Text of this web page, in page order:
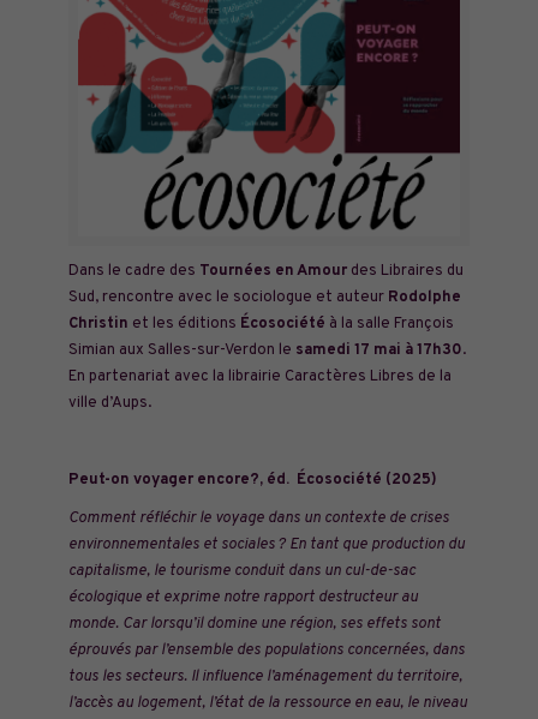
Dans le cadre des Tournées en Amourdes Libraires du
Sud, rencontre avec le sociologue et auteur Rodolphe
Christin et les éditions Écosociété à la salle François
Simian aux Salles-sur-Verdon le samedi 17 mai à 17h30.
En partenariat avec la librairie Caractères Libres de la
ville d’Aups.
Peut-on voyager encore?, éd. Écosociété (2025)
Comment réfléchir le voyage dans un contexte de crises
environnementales et sociales ? En tant que production du
capitalisme, le tourisme conduit dans un cul-de-sac
écologique et exprime notre rapport destructeur au
monde. Car lorsqu’il domine une région, ses effets sont
éprouvés par l’ensemble des populations concernées, dans
tous les secteurs. Il influence l’aménagement du territoire,
l’accès au logement, l’état de la ressource en eau, le niveau